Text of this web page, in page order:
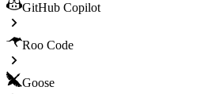
GitHub Copilot
Roo Code
Goose